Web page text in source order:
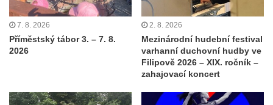
7. 8. 2026
Příměstský tábor 3. – 7. 8.
2026
2. 8. 2026
Mezinárodní hudební festival
varhanní duchovní hudby ve
Filipově 2026 – XIX. ročník –
zahajovací koncert